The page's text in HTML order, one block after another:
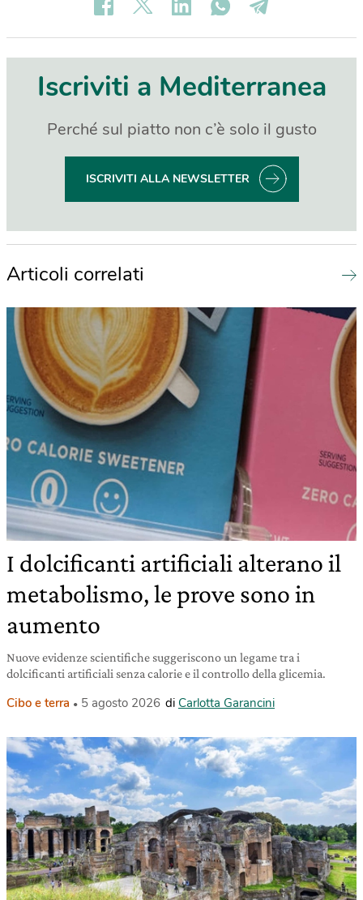
Iscriviti a Mediterranea
Perché sul piatto non c’è solo il gusto
ISCRIVITI ALLA NEWSLETTER
Articoli correlati
I dolcificanti artificiali alterano il
metabolismo, le prove sono in
aumento
Nuove evidenze scientifiche suggeriscono un legame tra i
dolcificanti artificiali senza calorie e il controllo della glicemia.
Cibo e terra 5 agosto 2026 di Carlotta Garancini